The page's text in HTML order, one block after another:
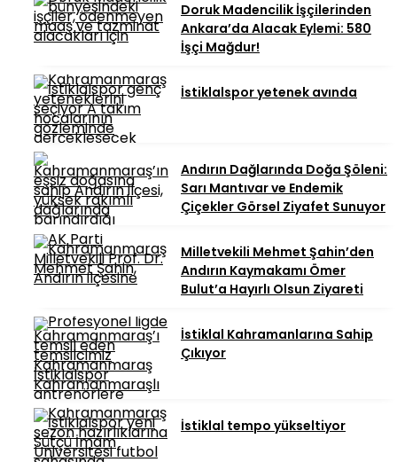
Doruk Madencilik İşçilerinden
Ankara’da Alacak Eylemi: 580
İşçi Mağdur!
İstiklalspor yetenek avında
Andırın Dağlarında Doğa Şöleni:
Sarı Mantıvar ve Endemik
Çiçekler Görsel Ziyafet Sunuyor
Milletvekili Mehmet Şahin’den
Andırın Kaymakamı Ömer
Bulut’a Hayırlı Olsun Ziyareti
İstiklal Kahramanlarına Sahip
Çıkıyor
İstiklal tempo yükseltiyor